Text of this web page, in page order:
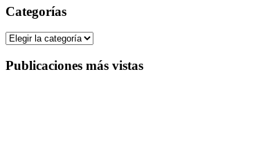
Categorías
Categorías
Publicaciones más vistas